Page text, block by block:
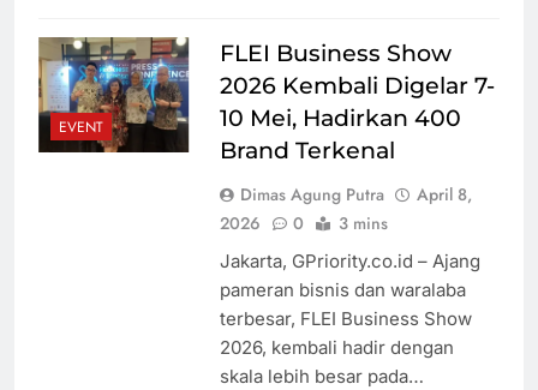
EVENT
FLEI Business Show
2026 Kembali Digelar 7-
10 Mei, Hadirkan 400
Brand Terkenal
Dimas Agung Putra
April 8,
2026
0 3 mins
Jakarta, GPriority.co.id – Ajang
pameran bisnis dan waralaba
terbesar, FLEI Business Show
2026, kembali hadir dengan
skala lebih besar pada…